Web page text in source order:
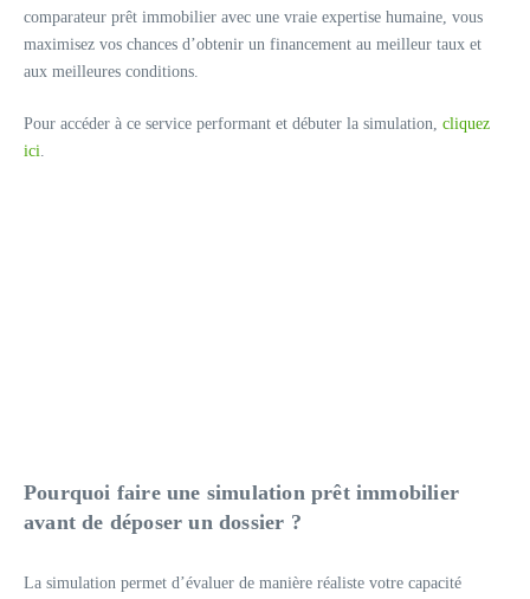
comparateur prêt immobilier avec une vraie expertise humaine, vous
maximisez vos chances d’obtenir un financement au meilleur taux et
aux meilleures conditions.
Pour accéder à ce service performant et débuter la simulation, cliquez
ici.
Pourquoi faire une simulation prêt immobilier
avant de déposer un dossier ?
La simulation permet d’évaluer de manière réaliste votre capacité